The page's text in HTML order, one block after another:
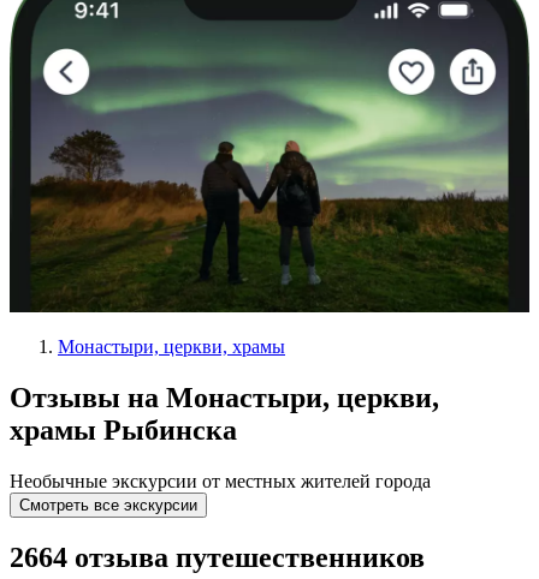
Монастыри, церкви, храмы
Отзывы на Монастыри, церкви,
храмы Рыбинска
Необычные экскурсии от местных жителей города
Смотреть все экскурсии
2664 отзыва путешественников